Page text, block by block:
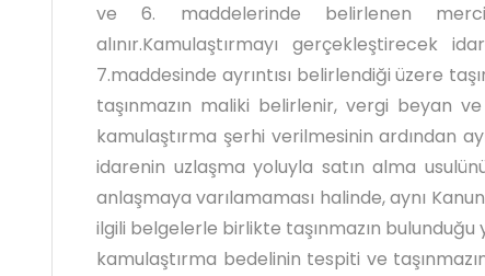
ve 6. maddelerinde belirlenen
alınır.Kamulaştırmayı gerçekleştirecek
7.maddesinde ayrıntısı belirlendiği üzere
taşınmazın maliki belirlenir, vergi beyan
kamulaştırma şerhi verilmesinin ardından
idarenin uzlaşma yoluyla satın alma
anlaşmaya varılamaması halinde, aynı
ilgili belgelerle birlikte taşınmazın
kamulaştırma bedelinin tespiti ve